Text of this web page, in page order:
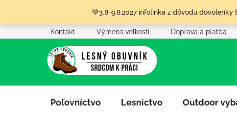
obsah
💚3.8-9.8.2027 infolinka z dôvodu
Kontakt Výmena veľkosti Doprava a platba
Poľovníctvo Lesníctvo Outdoor